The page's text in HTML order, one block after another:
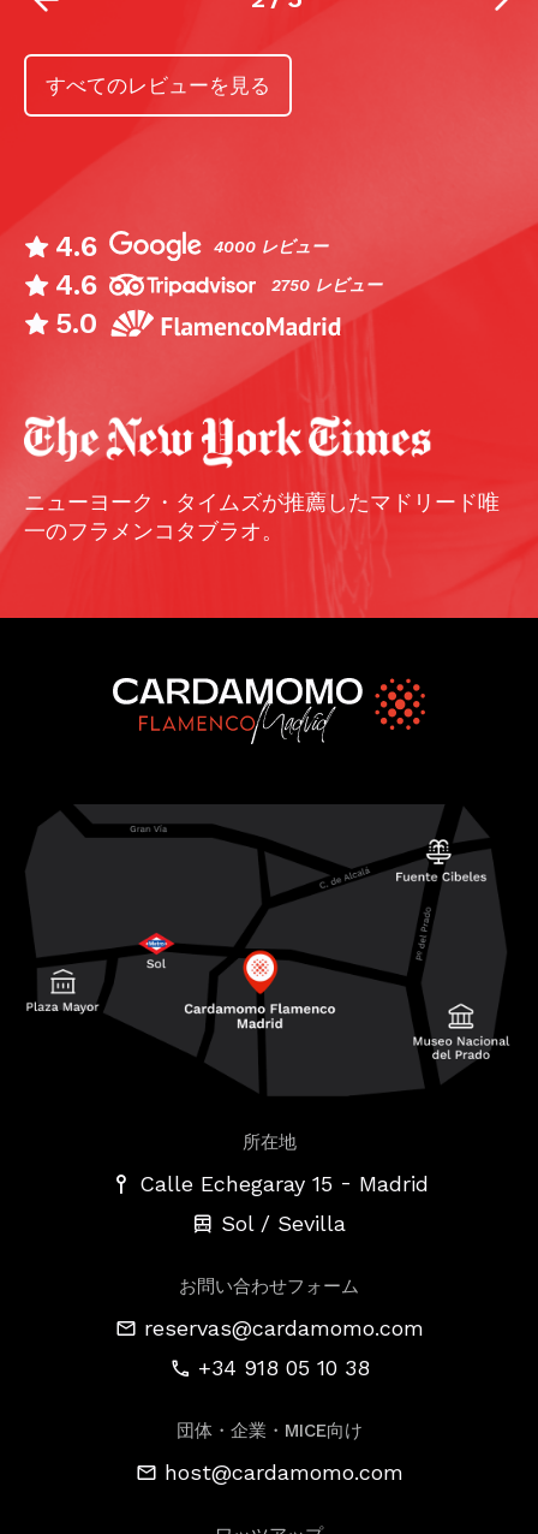
すべてのレビューを見る
4.6 4000 レビュー
4.6 2750 レビュー
5.0
ニューヨーク・タイムズが推薦したマドリード唯
一のフラメンコタブラオ。
所在地
Calle Echegaray 15 - Madrid
Sol / Sevilla
お問い合わせフォーム
reservas@cardamomo.com
+34 918 05 10 38
団体・企業・MICE向け
host@cardamomo.com